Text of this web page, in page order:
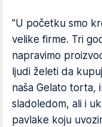
"U početku smo
velike firme. Tri
napravimo
ljudi želeti da
naša Gelato torta,
sladoledom, ali i
pavlake koju